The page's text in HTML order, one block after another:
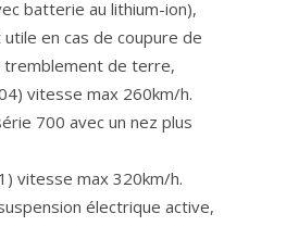
batterie au lithium-ion),
en cas de coupure de
tremblement de terre,
vitesse max 260km/h.
700 avec un nez plus
vitesse max 320km/h.
électrique active,